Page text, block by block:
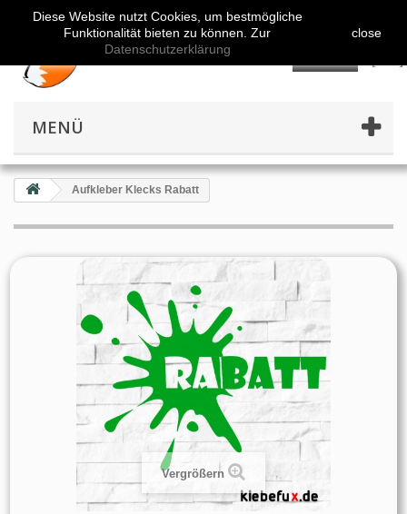
MENÜ
Aufkleber Klecks Rabatt
Vergrößern
Diese Website nutzt Cookies, um bestmögliche
Funktionalität bieten zu können. Zur
Datenschutzerklärung
close